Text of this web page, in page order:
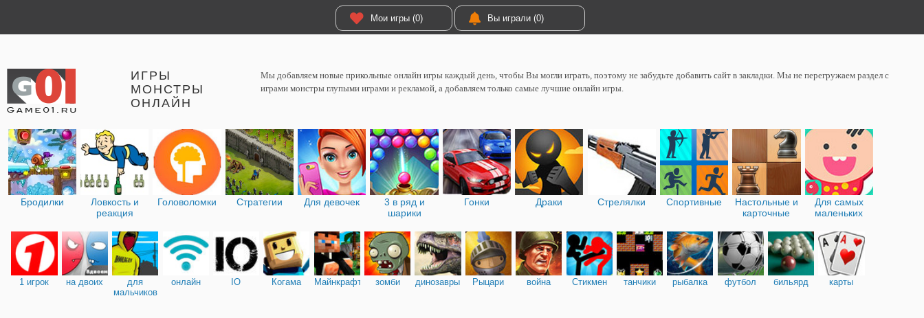
Мои игры (0) Вы играли (0)
ИГРЫ
МОНСТРЫ
ОНЛАЙН
Мы добавляем новые прикольные онлайн игры каждый день, чтобы Вы могли играть, поэтому не забудьте добавить сайт в закладки. Мы не перегружаем раздел с
играми монстры глупыми играми и рекламой, а добавляем только самые лучшие онлайн игры.
Бродилки
Ловкость и
реакция
Головоломки Стратегии Для девочек
3 в ряд и
шарики
Гонки Драки Стрелялки Спортивные
Настольные и
карточные
Для самых
маленьких
1 игрок на двоих
для
мальчиков
онлайн IO Когама Майнкрафт зомби динозавры Рыцари война Стикмен танчики рыбалка футбол бильярд карты